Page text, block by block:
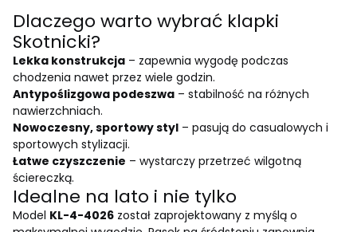
Dlaczego warto wybrać klapki
Skotnicki?
Lekka konstrukcja – zapewnia wygodę podczas
chodzenia nawet przez wiele godzin.
Antypoślizgowa podeszwa – stabilność na różnych
nawierzchniach.
Nowoczesny, sportowy styl – pasują do casualowych i
sportowych stylizacji.
Łatwe czyszczenie – wystarczy przetrzeć wilgotną
ściereczką.
Idealne na lato i nie tylko
Model KL-4-4026 został zaprojektowany z myślą o